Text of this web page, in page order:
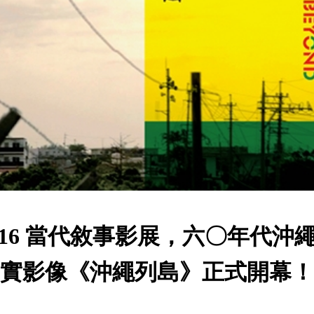
當代敘事影展，六〇年代沖
實影像《沖繩列島》正式開幕！